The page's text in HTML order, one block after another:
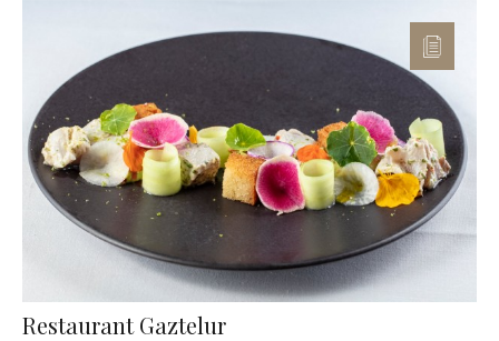
Restaurant Gaztelur